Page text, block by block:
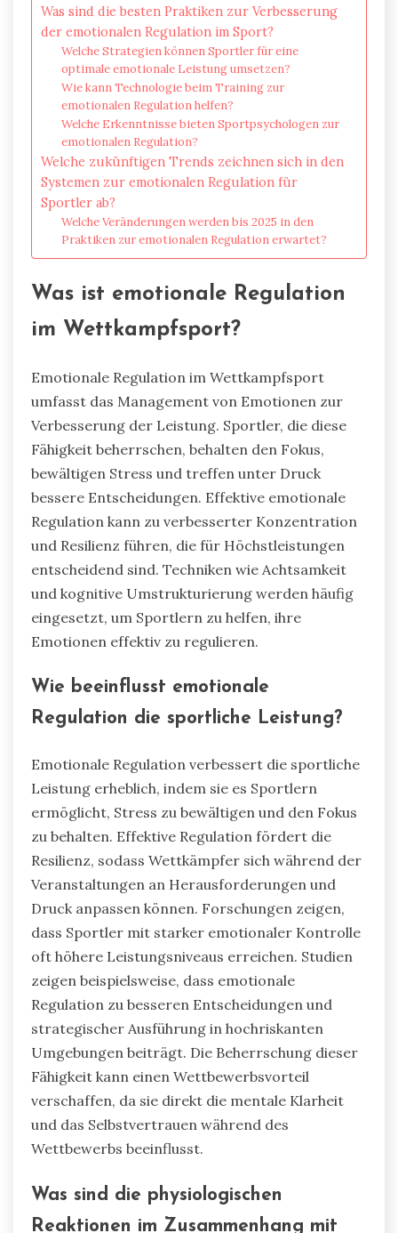
Was sind die besten Praktiken zur Verbesserung
der emotionalen Regulation im Sport?
Welche Strategien können Sportler für eine
optimale emotionale Leistung umsetzen?
Wie kann Technologie beim Training zur
emotionalen Regulation helfen?
Welche Erkenntnisse bieten Sportpsychologen zur
emotionalen Regulation?
Welche zukünftigen Trends zeichnen sich in den
Systemen zur emotionalen Regulation für
Sportler ab?
Welche Veränderungen werden bis 2025 in den
Praktiken zur emotionalen Regulation erwartet?
Was ist emotionale Regulation
im Wettkampfsport?
Emotionale Regulation im Wettkampfsport
umfasst das Management von Emotionen zur
Verbesserung der Leistung. Sportler, die diese
Fähigkeit beherrschen, behalten den Fokus,
bewältigen Stress und treffen unter Druck
bessere Entscheidungen. Effektive emotionale
Regulation kann zu verbesserter Konzentration
und Resilienz führen, die für Höchstleistungen
entscheidend sind. Techniken wie Achtsamkeit
und kognitive Umstrukturierung werden häufig
eingesetzt, um Sportlern zu helfen, ihre
Emotionen effektiv zu regulieren.
Wie beeinflusst emotionale
Regulation die sportliche Leistung?
Emotionale Regulation verbessert die sportliche
Leistung erheblich, indem sie es Sportlern
ermöglicht, Stress zu bewältigen und den Fokus
zu behalten. Effektive Regulation fördert die
Resilienz, sodass Wettkämpfer sich während der
Veranstaltungen an Herausforderungen und
Druck anpassen können. Forschungen zeigen,
dass Sportler mit starker emotionaler Kontrolle
oft höhere Leistungsniveaus erreichen. Studien
zeigen beispielsweise, dass emotionale
Regulation zu besseren Entscheidungen und
strategischer Ausführung in hochriskanten
Umgebungen beiträgt. Die Beherrschung dieser
Fähigkeit kann einen Wettbewerbsvorteil
verschaffen, da sie direkt die mentale Klarheit
und das Selbstvertrauen während des
Wettbewerbs beeinflusst.
Was sind die physiologischen
Reaktionen im Zusammenhang mit